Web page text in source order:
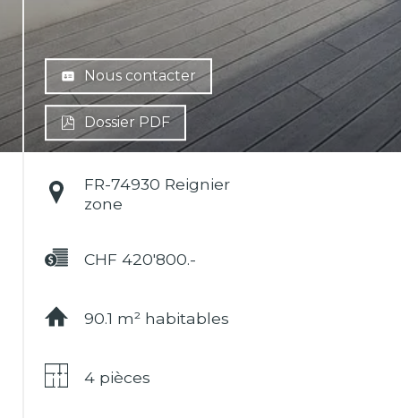
Nous contacter
Dossier PDF
FR-74930 Reignier
zone
CHF 420'800.-
90.1 m² habitables
4 pièces